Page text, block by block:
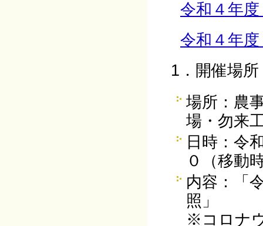
令和４年
令和４年
1．開催場
場所：農
場・勿来
日時：令
０（移動
内容：「
※コロナ